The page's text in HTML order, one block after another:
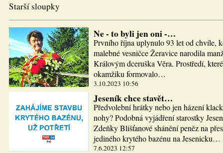
Starší sloupky
Ne - to byli jen oni -…
Prvního října uplynulo 93 let od chvíle,
malebné vesničce Žeravice narodila
Královým dceruška Věra. Prostředí,
okamžiku formovalo…
3.10.2023 10:56
Jeseník chce stavět…
Předvolební hrátky nebo jen házení
nohy? Podobná vyjádření starostky
Zdeňky Blišťanové shánění peněz na
jediného krytého bazénu na Jesenicku…
7.6.2023 12:57